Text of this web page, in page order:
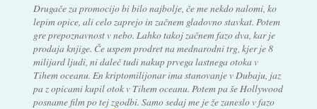
Drugače za promocijo bi bilo najbolje, če me nekdo nalomi, ko
lepim opice, ali celo zaprejo in začnem gladovno stavkat. Potem
gre prepoznavnost v nebo. Lahko takoj začnem fazo dva, kar je
prodaja knjige. Če uspem prodret na mednarodni trg, kjer je 8
milijard ljudi, ni daleč tudi nakup prvega lastnega otoka v
Tihem oceanu. En kriptomilijonar ima stanovanje v Dubaju, jaz
pa z opicami kupil otok v Tihem oceanu. Potem pa še Hollywood
posname film po tej zgodbi. Samo sedaj me je že zaneslo v fazo